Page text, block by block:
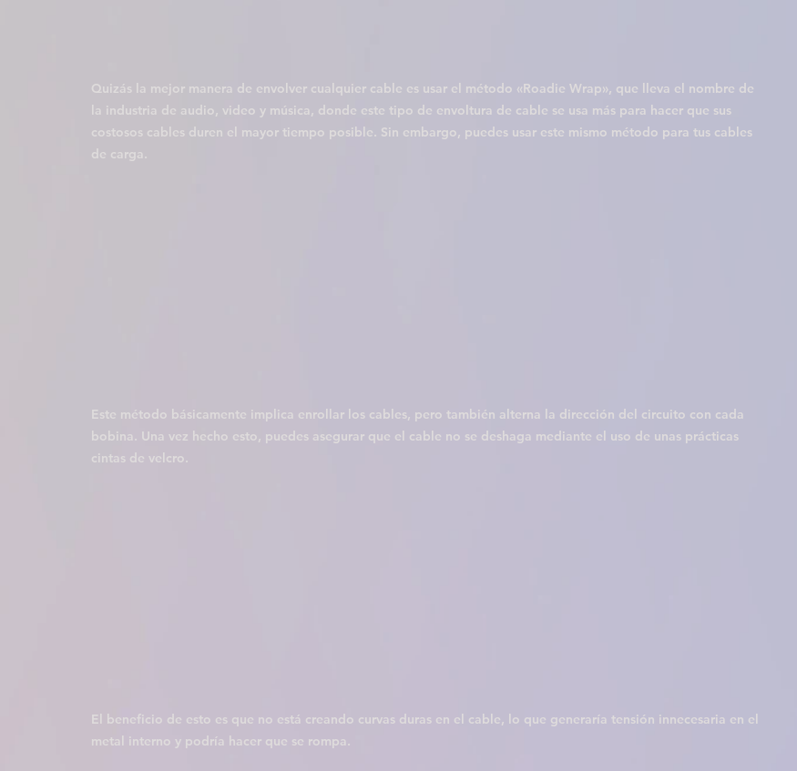
Quizás la mejor manera de envolver cualquier cable es usar el método «Roadie Wrap», que lleva el nombre de
la industria de audio, video y música, donde este tipo de envoltura de cable se usa más para hacer que sus
costosos cables duren el mayor tiempo posible. Sin embargo, puedes usar este mismo método para tus cables
de carga.
Este método básicamente implica enrollar los cables, pero también alterna la dirección del circuito con cada
bobina. Una vez hecho esto, puedes asegurar que el cable no se deshaga mediante el uso de unas prácticas
cintas de velcro.
El beneficio de esto es que no está creando curvas duras en el cable, lo que generaría tensión innecesaria en el
metal interno y podría hacer que se rompa.